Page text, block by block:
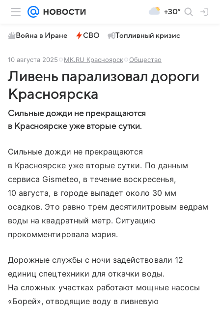
+30°
Война в Иране СВО Топливный кризис
10 августа 2025 МК.RU Красноярск Общество
Ливень парализовал дороги
Красноярска
Сильные дожди не прекращаются
в Красноярске уже вторые сутки.
Сильные дожди не прекращаются
в Красноярске уже вторые сутки. По данным
сервиса Gismeteo, в течение воскресенья,
10 августа, в городе выпадет около 30 мм
осадков. Это равно трем десятилитровым ведрам
воды на квадратный метр. Ситуацию
прокомментировала мэрия.
Дорожные службы с ночи задействовали 12
единиц спецтехники для откачки воды.
На сложных участках работают мощные насосы
«Борей», отводящие воду в ливневую